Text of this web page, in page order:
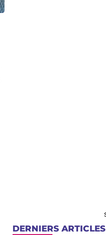
DERNIERS ARTICLES